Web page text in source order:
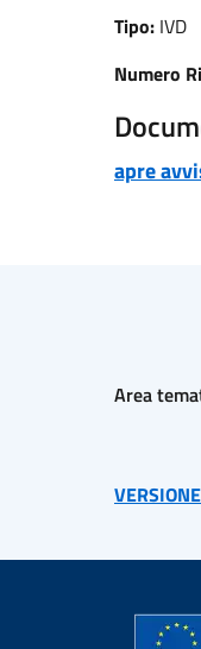
Tipo: IVD
Numero
apre
Area